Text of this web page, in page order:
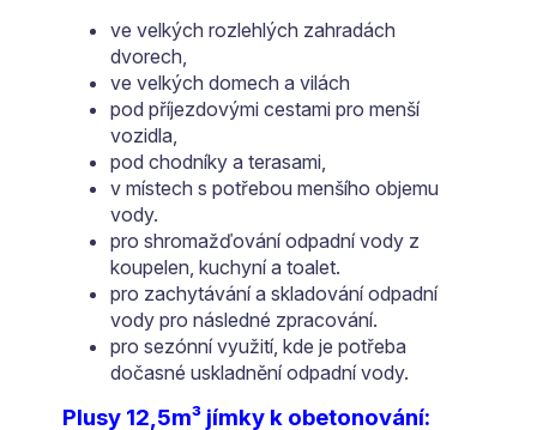
ve velkých rozlehlých zahradách
dvorech,
ve velkých domech a vilách
pod příjezdovými cestami pro menší
vozidla,
pod chodníky a terasami,
v místech s potřebou menšího objemu
vody.
pro shromažďování odpadní vody z
koupelen, kuchyní a toalet.
pro zachytávání a skladování odpadní
vody pro následné zpracování.
pro sezónní využití, kde je potřeba
dočasné uskladnění odpadní vody.
Plusy 12,5m³ jímky k obetonování: